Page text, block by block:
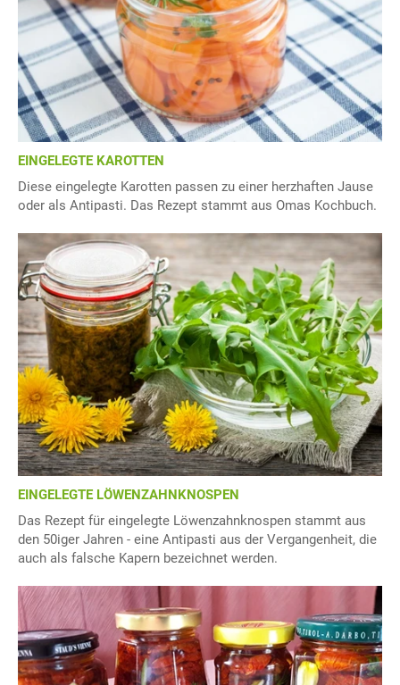
EINGELEGTE KAROTTEN
Diese eingelegte Karotten passen zu einer herzhaften Jause
oder als Antipasti. Das Rezept stammt aus Omas Kochbuch.
EINGELEGTE LÖWENZAHNKNOSPEN
Das Rezept für eingelegte Löwenzahnknospen stammt aus
den 50iger Jahren - eine Antipasti aus der Vergangenheit, die
auch als falsche Kapern bezeichnet werden.